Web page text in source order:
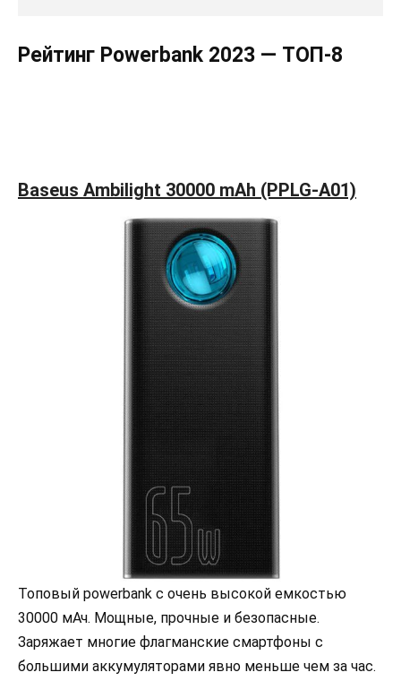
Рейтинг Powerbank 2023 — ТОП-8
Baseus Ambilight 30000 mAh (PPLG-A01)
Топовый powerbank с очень высокой емкостью
30000 мАч. Мощные, прочные и безопасные.
Заряжает многие флагманские смартфоны с
большими аккумуляторами явно меньше чем за час.